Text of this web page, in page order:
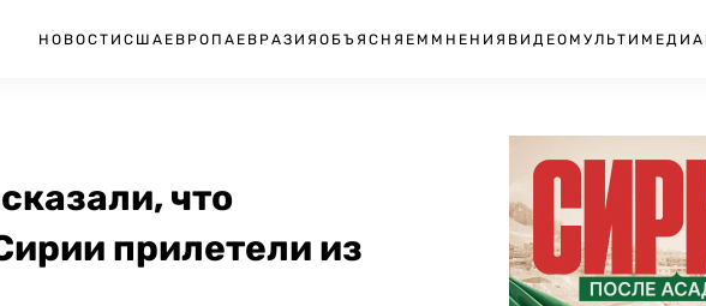
НОВОСТИ США ЕВРОПА ЕВРАЗИЯ ОБЪЯСНЯЕМ МНЕНИЯ ВИДЕО МУЛЬТИМЕДИА
что
прилетели из